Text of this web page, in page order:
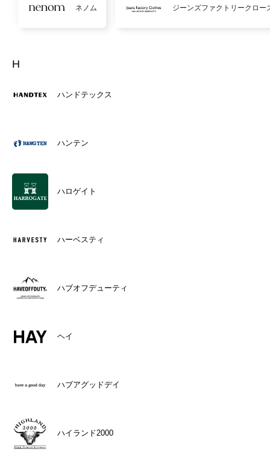
ネノム ジーンズファクトリークロー
H
ハンドテックス
ハンテン
ハロゲイト
ハーベスティ
ハブオフデューティ
ヘイ
ハブアグッドデイ
ハイランド2000